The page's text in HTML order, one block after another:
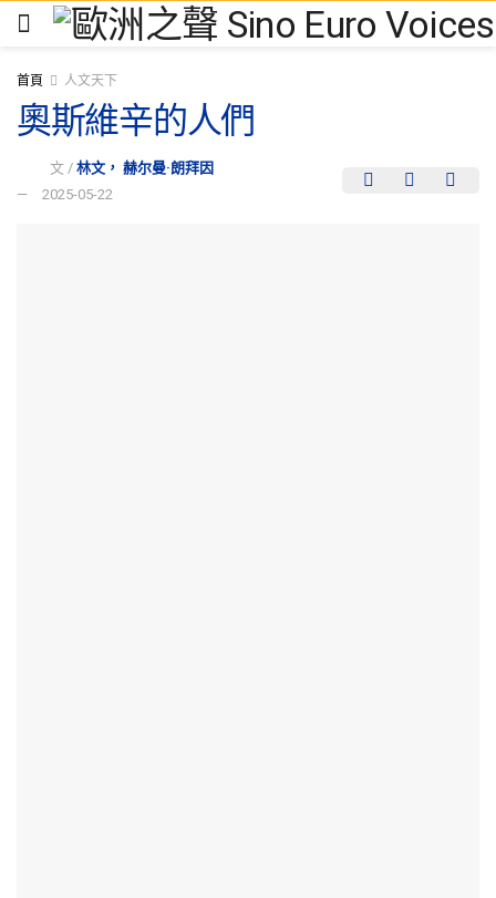
首頁 人文天下
奧斯維辛的人們
文 / 林文， 赫尔曼·朗拜因
2025-05-22